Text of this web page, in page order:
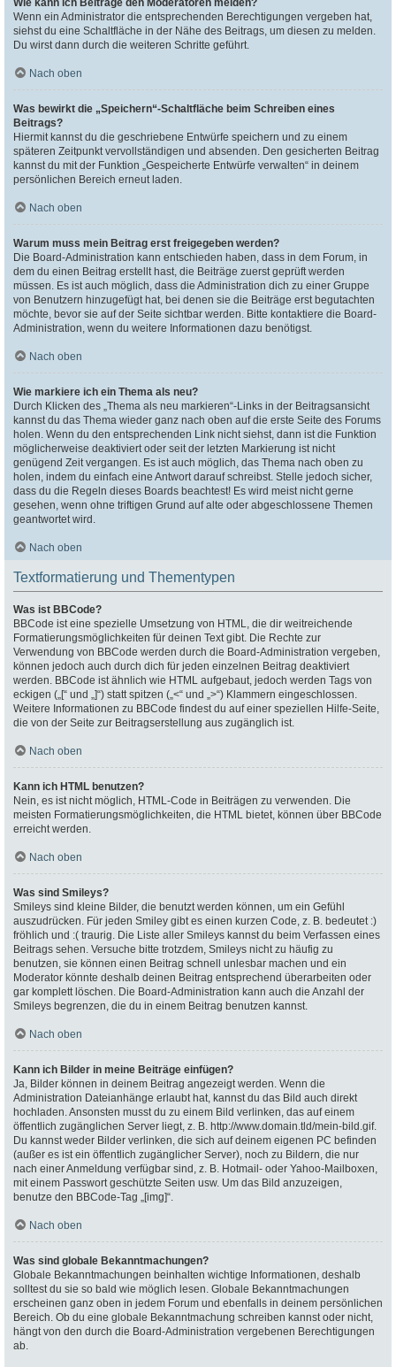
Wie kann ich Beiträge den Moderatoren melden?
Wenn ein Administrator die entsprechenden Berechtigungen vergeben hat,
siehst du eine Schaltfläche in der Nähe des Beitrags, um diesen zu melden.
Du wirst dann durch die weiteren Schritte geführt.
Nach oben
Was bewirkt die „Speichern“-Schaltfläche beim Schreiben eines
Beitrags?
Hiermit kannst du die geschriebene Entwürfe speichern und zu einem
späteren Zeitpunkt vervollständigen und absenden. Den gesicherten Beitrag
kannst du mit der Funktion „Gespeicherte Entwürfe verwalten“ in deinem
persönlichen Bereich erneut laden.
Nach oben
Warum muss mein Beitrag erst freigegeben werden?
Die Board-Administration kann entschieden haben, dass in dem Forum, in
dem du einen Beitrag erstellt hast, die Beiträge zuerst geprüft werden
müssen. Es ist auch möglich, dass die Administration dich zu einer Gruppe
von Benutzern hinzugefügt hat, bei denen sie die Beiträge erst begutachten
möchte, bevor sie auf der Seite sichtbar werden. Bitte kontaktiere die Board-
Administration, wenn du weitere Informationen dazu benötigst.
Nach oben
Wie markiere ich ein Thema als neu?
Durch Klicken des „Thema als neu markieren“-Links in der Beitragsansicht
kannst du das Thema wieder ganz nach oben auf die erste Seite des Forums
holen. Wenn du den entsprechenden Link nicht siehst, dann ist die Funktion
möglicherweise deaktiviert oder seit der letzten Markierung ist nicht
genügend Zeit vergangen. Es ist auch möglich, das Thema nach oben zu
holen, indem du einfach eine Antwort darauf schreibst. Stelle jedoch sicher,
dass du die Regeln dieses Boards beachtest! Es wird meist nicht gerne
gesehen, wenn ohne triftigen Grund auf alte oder abgeschlossene Themen
geantwortet wird.
Nach oben
Textformatierung und Thementypen
Was ist BBCode?
BBCode ist eine spezielle Umsetzung von HTML, die dir weitreichende
Formatierungsmöglichkeiten für deinen Text gibt. Die Rechte zur
Verwendung von BBCode werden durch die Board-Administration vergeben,
können jedoch auch durch dich für jeden einzelnen Beitrag deaktiviert
werden. BBCode ist ähnlich wie HTML aufgebaut, jedoch werden Tags von
eckigen („[“ und „]“) statt spitzen („<“ und „>“) Klammern eingeschlossen.
Weitere Informationen zu BBCode findest du auf einer speziellen Hilfe-Seite,
die von der Seite zur Beitragserstellung aus zugänglich ist.
Nach oben
Kann ich HTML benutzen?
Nein, es ist nicht möglich, HTML-Code in Beiträgen zu verwenden. Die
meisten Formatierungsmöglichkeiten, die HTML bietet, können über BBCode
erreicht werden.
Nach oben
Was sind Smileys?
Smileys sind kleine Bilder, die benutzt werden können, um ein Gefühl
auszudrücken. Für jeden Smiley gibt es einen kurzen Code, z. B. bedeutet :)
fröhlich und :( traurig. Die Liste aller Smileys kannst du beim Verfassen eines
Beitrags sehen. Versuche bitte trotzdem, Smileys nicht zu häufig zu
benutzen, sie können einen Beitrag schnell unlesbar machen und ein
Moderator könnte deshalb deinen Beitrag entsprechend überarbeiten oder
gar komplett löschen. Die Board-Administration kann auch die Anzahl der
Smileys begrenzen, die du in einem Beitrag benutzen kannst.
Nach oben
Kann ich Bilder in meine Beiträge einfügen?
Ja, Bilder können in deinem Beitrag angezeigt werden. Wenn die
Administration Dateianhänge erlaubt hat, kannst du das Bild auch direkt
hochladen. Ansonsten musst du zu einem Bild verlinken, das auf einem
öffentlich zugänglichen Server liegt, z. B. http://www.domain.tld/mein-bild.gif.
Du kannst weder Bilder verlinken, die sich auf deinem eigenen PC befinden
(außer es ist ein öffentlich zugänglicher Server), noch zu Bildern, die nur
nach einer Anmeldung verfügbar sind, z. B. Hotmail- oder Yahoo-Mailboxen,
mit einem Passwort geschützte Seiten usw. Um das Bild anzuzeigen,
benutze den BBCode-Tag „[img]“.
Nach oben
Was sind globale Bekanntmachungen?
Globale Bekanntmachungen beinhalten wichtige Informationen, deshalb
solltest du sie so bald wie möglich lesen. Globale Bekanntmachungen
erscheinen ganz oben in jedem Forum und ebenfalls in deinem persönlichen
Bereich. Ob du eine globale Bekanntmachung schreiben kannst oder nicht,
hängt von den durch die Board-Administration vergebenen Berechtigungen
ab.